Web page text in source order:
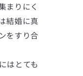
まりにく
結婚に真
をすり合
はとても